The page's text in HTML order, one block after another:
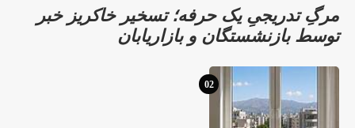
مرگِ تدریجیِ یک حرفه؛ تسخیر خاکریز خبر
توسط بازنشستگان و بازاریابان
02